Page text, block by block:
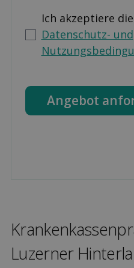
Ich akzeptiere
Datenschutz- und
Angebot
Luzerner